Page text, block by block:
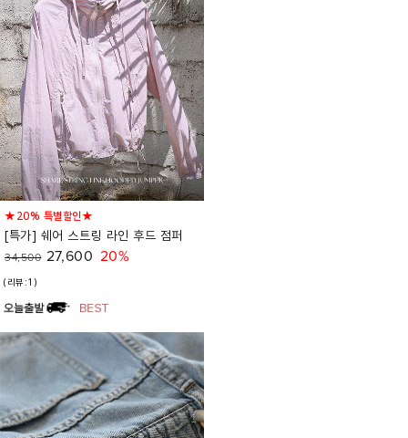
★20% 특별할인★
[특가] 쉐어 스트링 라인 후드 점퍼
34,500 27,600 20%
(리뷰:1)